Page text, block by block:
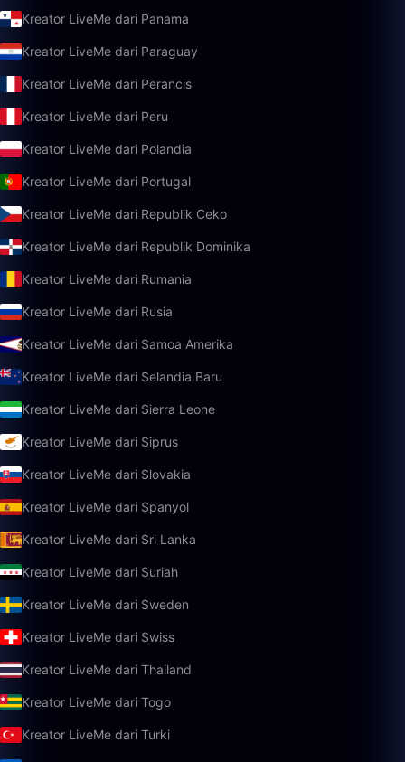
Kreator LiveMe dari Panama
Kreator LiveMe dari Paraguay
Kreator LiveMe dari Perancis
Kreator LiveMe dari Peru
Kreator LiveMe dari Polandia
Kreator LiveMe dari Portugal
Kreator LiveMe dari Republik Ceko
Kreator LiveMe dari Republik Dominika
Kreator LiveMe dari Rumania
Kreator LiveMe dari Rusia
Kreator LiveMe dari Samoa Amerika
Kreator LiveMe dari Selandia Baru
Kreator LiveMe dari Sierra Leone
Kreator LiveMe dari Siprus
Kreator LiveMe dari Slovakia
Kreator LiveMe dari Spanyol
Kreator LiveMe dari Sri Lanka
Kreator LiveMe dari Suriah
Kreator LiveMe dari Sweden
Kreator LiveMe dari Swiss
Kreator LiveMe dari Thailand
Kreator LiveMe dari Togo
Kreator LiveMe dari Turki